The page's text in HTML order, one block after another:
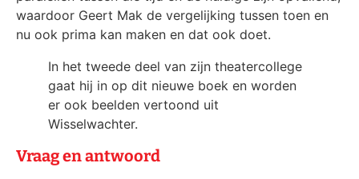
waardoor Geert Mak de vergelijking tussen toen en
nu ook prima kan maken en dat ook doet.
In het tweede deel van zijn theatercollege
gaat hij in op dit nieuwe boek en worden
er ook beelden vertoond uit
Wisselwachter.
Vraag en antwoord